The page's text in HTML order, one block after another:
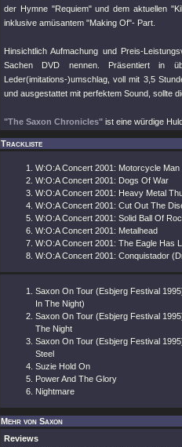
der Hymne "Requiem"und dem aktuellen
inklusive amüsantem "Making Of"- Part.
Hinsichtlich Aufmachung und Preis-
Sachen DVD nennen. Präsentiert in
Leder(imitations-)umschlag, voll mit 3,5
und ausgestattet mit perfektem Sound, sollte
"The Saxon Chronicles" ist eine würdige
Trackliste
W:O:A Concert 2001: Motorcycle Man
W:O:A Concert 2001: Dogs Of War
W:O:A Concert 2001: Heavy Metal
W:O:A Concert 2001: Cut Out The
W:O:A Concert 2001: Solid Ball Of
W:O:A Concert 2001: Metalhead
W:O:A Concert 2001: The Eagle Has
W:O:A Concert 2001: Conquistador
Saxon On Tour (Esbjerg Festival
In The Night)
Saxon On Tour (Esbjerg Festival
The Night
Saxon On Tour (Esbjerg Festival
Steel
Suzie Hold On
Power And The Glory
Nightmare
Mehr von Saxon
Reviews